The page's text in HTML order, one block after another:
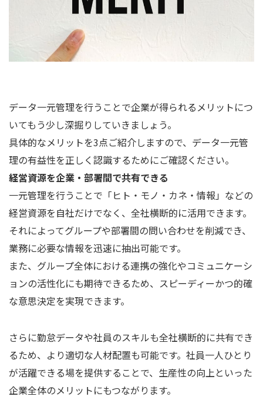
データ一元管理を行うことで企業が得られるメリットにつ
いてもう少し深掘りしていきましょう。
具体的なメリットを3点ご紹介しますので、データ一元管
理の有益性を正しく認識するためにご確認ください。
経営資源を企業・部署間で共有できる
一元管理を行うことで「ヒト・モノ・カネ・情報」などの
経営資源を自社だけでなく、全社横断的に活用できます。
それによってグループや部署間の問い合わせを削減でき、
業務に必要な情報を迅速に抽出可能です。
また、グループ全体における連携の強化やコミュニケーシ
ョンの活性化にも期待できるため、スピーディーかつ的確
な意思決定を実現できます。
さらに勤怠データや社員のスキルも全社横断的に共有でき
るため、より適切な人材配置も可能です。社員一人ひとり
が活躍できる場を提供することで、生産性の向上といった
企業全体のメリットにもつながります。